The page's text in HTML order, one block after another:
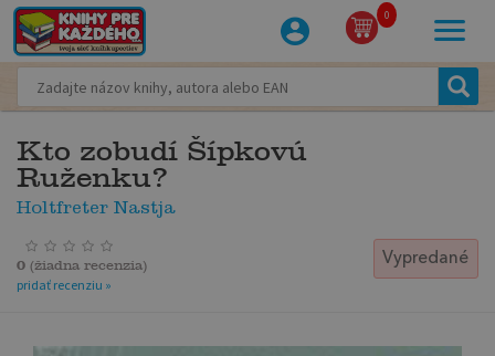
0
Kto zobudí Šípkovú
Ruženku?
Holtfreter Nastja
Vypredané
0 (žiadna recenzia)
pridať recenziu »